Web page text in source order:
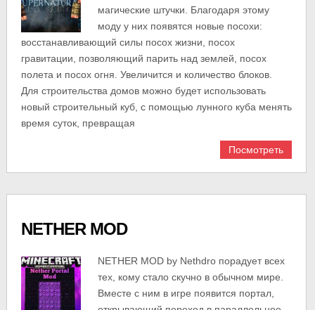
магические штучки. Благодаря этому
моду у них появятся новые посохи:
восстанавливающий силы посох жизни, посох
гравитации, позволяющий парить над землей, посох
полета и посох огня. Увеличится и количество блоков.
Для строительства домов можно будет использовать
новый строительный куб, с помощью лунного куба менять
время суток, превращая
Посмотреть
NETHER MOD
NETHER MOD by Nethdro порадует всех
тех, кому стало скучно в обычном мире.
Вместе с ним в игре появится портал,